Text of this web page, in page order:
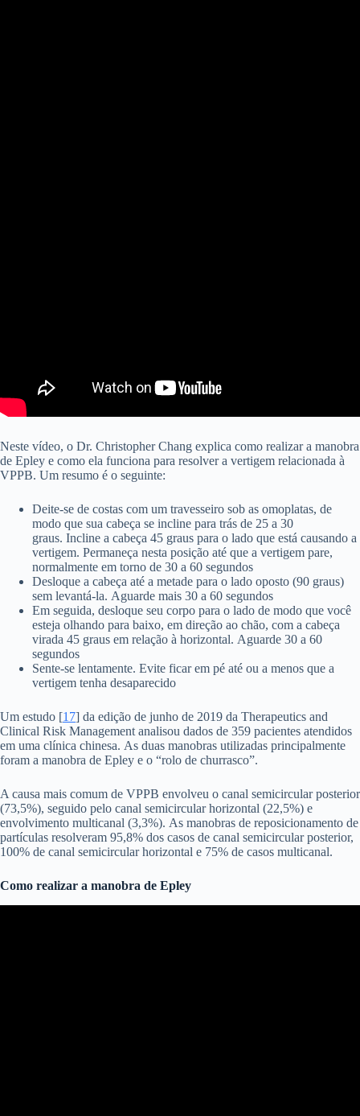
Neste vídeo, o Dr. Christopher Chang explica como realizar a manobra
de Epley e como ela funciona para resolver a vertigem relacionada à
VPPB. Um resumo é o seguinte:
Deite-se de costas com um travesseiro sob as omoplatas, de
modo que sua cabeça se incline para trás de 25 a 30
graus. Incline a cabeça 45 graus para o lado que está causando a
vertigem. Permaneça nesta posição até que a vertigem pare,
normalmente em torno de 30 a 60 segundos
Desloque a cabeça até a metade para o lado oposto (90 graus)
sem levantá-la. Aguarde mais 30 a 60 segundos
Em seguida, desloque seu corpo para o lado de modo que você
esteja olhando para baixo, em direção ao chão, com a cabeça
virada 45 graus em relação à horizontal. Aguarde 30 a 60
segundos
Sente-se lentamente. Evite ficar em pé até ou a menos que a
vertigem tenha desaparecido
Um estudo [17] da edição de junho de 2019 da Therapeutics and
Clinical Risk Management analisou dados de 359 pacientes atendidos
em uma clínica chinesa. As duas manobras utilizadas principalmente
foram a manobra de Epley e o “rolo de churrasco”.
A causa mais comum de VPPB envolveu o canal semicircular posterior
(73,5%), seguido pelo canal semicircular horizontal (22,5%) e
envolvimento multicanal (3,3%). As manobras de reposicionamento de
partículas resolveram 95,8% dos casos de canal semicircular posterior,
100% de canal semicircular horizontal e 75% de casos multicanal.
Como realizar a manobra de Epley